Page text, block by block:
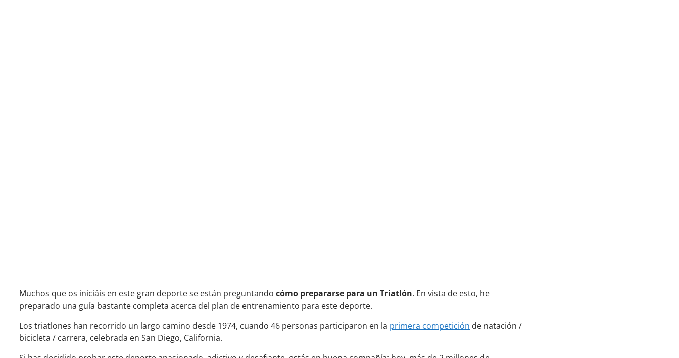
Muchos que os iniciáis en este gran deporte se están preguntando cómo prepararse para un Triatlón. En vista de esto, he
preparado una guía bastante completa acerca del plan de entrenamiento para este deporte.
Los triatlones han recorrido un largo camino desde 1974, cuando 46 personas participaron en la primera competición de natación /
bicicleta / carrera, celebrada en San Diego, California.